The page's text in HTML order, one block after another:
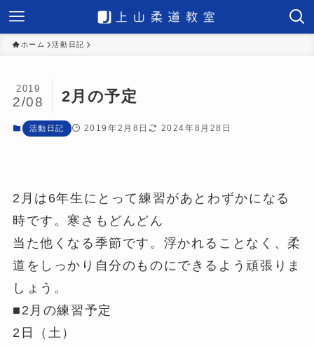
ホーム 活動日記
2月の予定
2019
2/08
活動日記 2019年2月8日 2024年8月28日
2月は6年生にとって練習があとわずかになる
時です。寒さもどんどん
当た他くなる季節です。浮かれることなく、柔
道をしっかり自分のものにできるよう頑張りま
しょう。
■2月の練習予定
2日（土）